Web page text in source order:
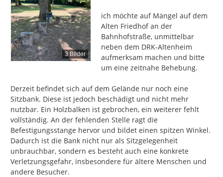
3 Bilder
ich möchte auf Mängel auf dem
Alten Friedhof an der
Bahnhofstraße, unmittelbar
neben dem DRK-Altenheim
aufmerksam machen und bitte
um eine zeitnahe Behebung.
Derzeit befindet sich auf dem Gelände nur noch eine
Sitzbank. Diese ist jedoch beschädigt und nicht mehr
nutzbar. Ein Holzbalken ist gebrochen, ein weiterer fehlt
vollständig. An der fehlenden Stelle ragt die
Befestigungsstange hervor und bildet einen spitzen Winkel.
Dadurch ist die Bank nicht nur als Sitzgelegenheit
unbrauchbar, sondern es besteht auch eine konkrete
Verletzungsgefahr, insbesondere für ältere Menschen und
andere Besucher.